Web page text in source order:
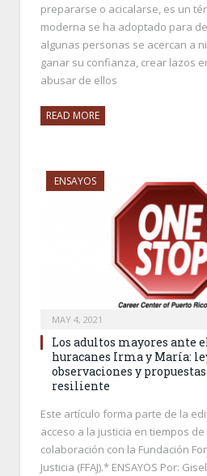
prepararse o acicalarse, es un
moderna se ha adoptado para
algunas personas se acercan a
ganar su confianza, crear lazos
abusar de ellos
READ MORE
ENSAYOS
MAY 4, 2021
Los adultos mayores ante
huracanes Irma y María:
observaciones y
resiliente
Este artículo forma parte de la
acceso a la justicia en tiempos
colaboración con la Fundación
Justicia (FFAJ).* ENSAYOS Por: